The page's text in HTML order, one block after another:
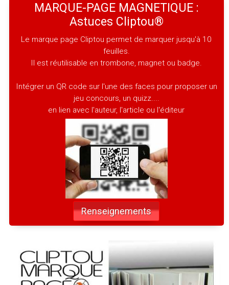
MARQUE-PAGE MAGNETIQUE :
Astuces Cliptou®
Le marque page Cliptou permet de marquer jusqu'à 10
feuilles.
Il est réutilisable en trombone, magnet ou badge.
Intégrer un QR code sur l'une des faces pour proposer un
jeu concours, un quizz....
en lien avec l'auteur, l'article ou l'éditeur
Renseignements